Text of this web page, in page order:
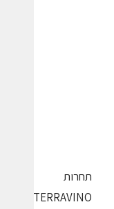
תחרות
TERRAVINO